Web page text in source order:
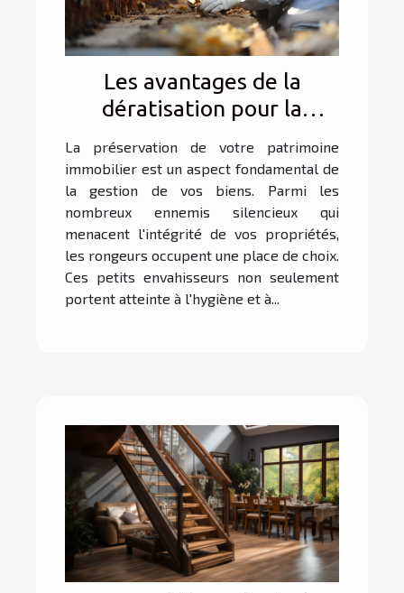
Les avantages de la
dératisation pour la
préservation de votre
patrimoine immobilier
La préservation de votre patrimoine
immobilier est un aspect fondamental de
la gestion de vos biens. Parmi les
nombreux ennemis silencieux qui
menacent l'intégrité de vos propriétés,
les rongeurs occupent une place de choix.
Ces petits envahisseurs non seulement
portent atteinte à l'hygiène et à...